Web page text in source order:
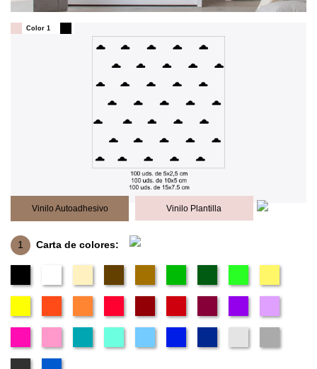
Color 1
Vinilo Autoadhesivo Vinilo Plantilla
1 Carta de colores: